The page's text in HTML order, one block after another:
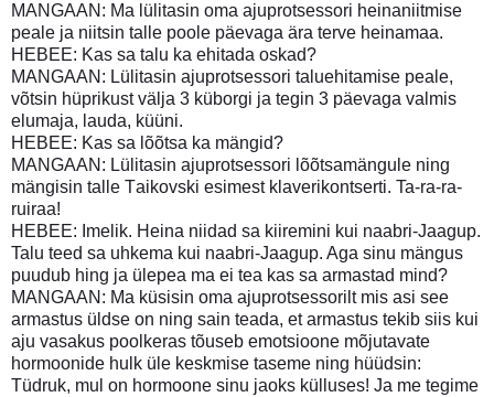
MANGAAN: Ma lülitasin oma ajuprotsessori heinaniitmise
peale ja niitsin talle poole päevaga ära terve heinamaa.
HEBEE: Kas sa talu ka ehitada oskad?
MANGAAN: Lülitasin ajuprotsessori taluehitamise peale,
võtsin hüprikust välja 3 küborgi ja tegin 3 päevaga valmis
elumaja, lauda, küüni.
HEBEE: Kas sa lõõtsa ka mängid?
MANGAAN: Lülitasin ajuprotsessori lõõtsamängule ning
mängisin talle Taikovski esimest klaverikontserti. Ta-ra-ra-
ruiraa!
HEBEE: Imelik. Heina niidad sa kiiremini kui naabri-Jaagup.
Talu teed sa uhkema kui naabri-Jaagup. Aga sinu mängus
puudub hing ja ülepea ma ei tea kas sa armastad mind?
MANGAAN: Ma küsisin oma ajuprotsessorilt mis asi see
armastus üldse on ning sain teada, et armastus tekib siis kui
aju vasakus poolkeras tõuseb emotsioone mõjutavate
hormoonide hulk üle keskmise taseme ning hüüdsin:
Tüdruk, mul on hormoone sinu jaoks külluses! Ja me tegime